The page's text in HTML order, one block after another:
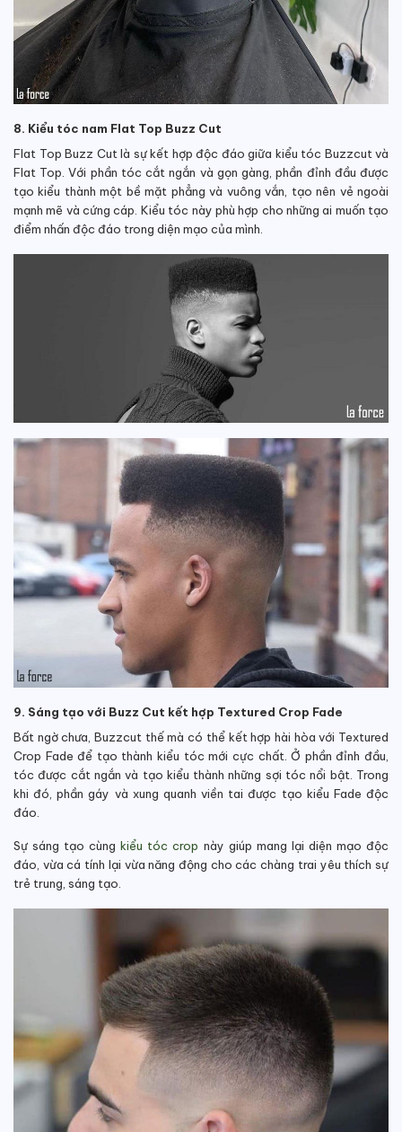
8. Kiểu tóc nam Flat Top Buzz Cut
Flat Top Buzz Cut là sự kết hợp độc đáo giữa kiểu tóc Buzzcut và
Flat Top. Với phần tóc cắt ngắn và gọn gàng, phần đỉnh đầu được
tạo kiểu thành một bề mặt phẳng và vuông vắn, tạo nên vẻ ngoài
mạnh mẽ và cứng cáp. Kiểu tóc này phù hợp cho những ai muốn tạo
điểm nhấn độc đáo trong diện mạo của mình.
9. Sáng tạo với Buzz Cut kết hợp Textured Crop Fade
Bất ngờ chưa, Buzzcut thế mà có thể kết hợp hài hòa với Textured
Crop Fade để tạo thành kiểu tóc mới cực chất. Ở phần đỉnh đầu,
tóc được cắt ngắn và tạo kiểu thành những sợi tóc nổi bật. Trong
khi đó, phần gáy và xung quanh viền tai được tạo kiểu Fade độc
đáo.
Sự sáng tạo cùngkiểu tóc crop này giúp mang lại diện mạo độc
đáo, vừa cá tính lại vừa năng động cho các chàng trai yêu thích sự
trẻ trung, sáng tạo.